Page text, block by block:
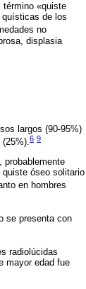
término «quiste
quísticas de los
no
displasia
largos (90-95%)
6 9
probablemente
óseo solitario
en hombres
se presenta con
radiolúcidas
mayor edad fue